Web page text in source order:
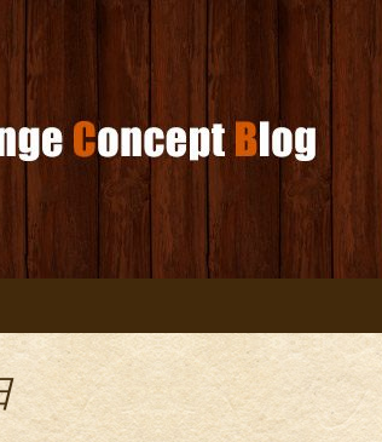
トブログ